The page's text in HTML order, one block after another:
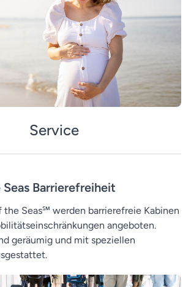
Service
Barrierefreiheit
Seas℠ werden barrierefreie Kabinen
angeboten.
geräumig und mit speziellen